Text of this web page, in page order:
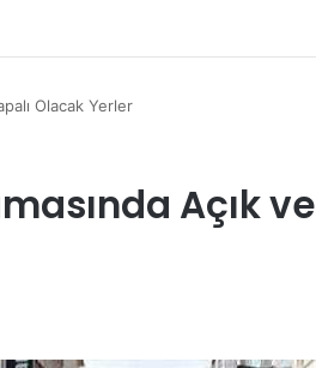
Olacak Yerler
Açık ve